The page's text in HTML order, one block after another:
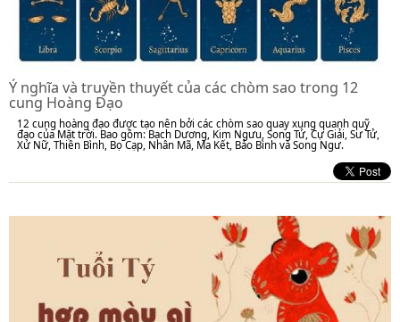
Ý nghĩa và truyền thuyết của các chòm sao trong 12
cung Hoàng Đạo
12 cung hoàng đạo được tạo nên bởi các chòm sao quay xung quanh quỹ
đạo của Mặt trời. Bao gồm: Bạch Dương, Kim Ngưu, Song Tử, Cự Giải, Sư Tử,
Xử Nữ, Thiên Bình, Bọ Cạp, Nhân Mã, Ma Kết, Bảo Bình và Song Ngư.